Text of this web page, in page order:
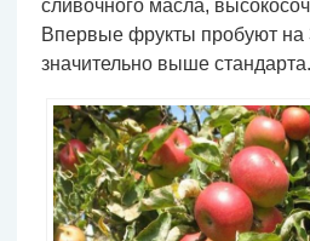
сливочного масла,
Впервые фрукты пробуют на
значительно выше стандарта.